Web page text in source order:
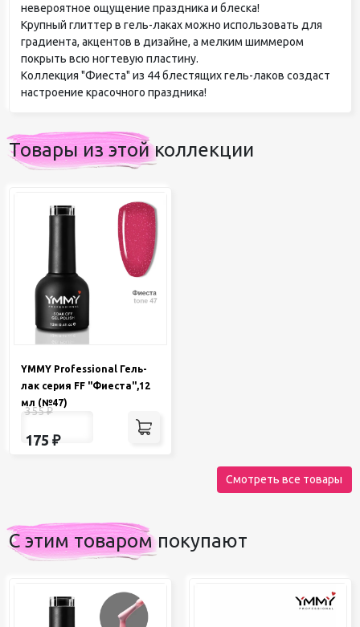
невероятное ощущение праздника и блеска!
Крупный глиттер в гель-лаках можно использовать для
градиента, акцентов в дизайне, а мелким шиммером
покрыть всю ногтевую пластину.
Коллекция "Фиеста" из 44 блестящих гель-лаков создаст
настроение красочного праздника!
Товары из этой коллекции
YMMY Professional Гель-
лак серия FF "Фиеста",12
мл (№47)
355₽
175 ₽
Смотреть все товары
С этим товаром покупают